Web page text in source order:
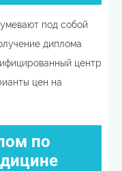
под собой
диплома
центр
цен на
по